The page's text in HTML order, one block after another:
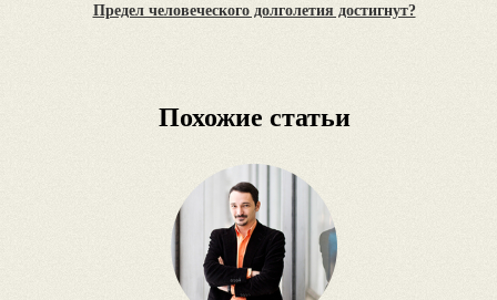
Предел человеческого долголетия достигнут?
Похожие статьи